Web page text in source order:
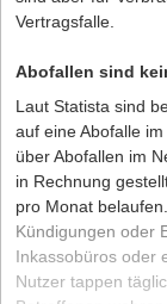
Vertragsfalle.
Abofallen sind
Laut Statista sind
auf eine Abofalle
über Abofallen im
in Rechnung
pro Monat
Kündigungen oder
Inkassobüros oder
Nutzer tappen